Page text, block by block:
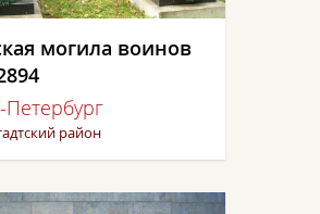
могила воинов
Петербург
район